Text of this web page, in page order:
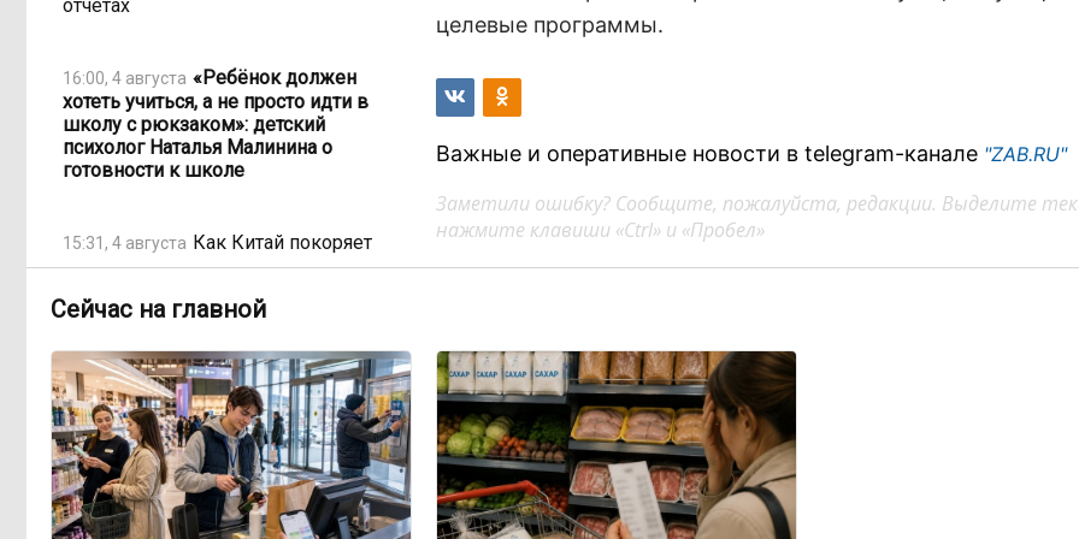
отчётах
16:00, 4 августа «Ребёнок должен
хотеть учиться, а не просто идти в
школу с рюкзаком»: детский
психолог Наталья Малинина о
готовности к школе
15:31, 4 августа Как Китай покоряет
мир не электромобилями, а
15:10, 4 августа Почти половина
дальневосточников готовы
пересесть на электрички
14:59, 4 августа Тайна Тургинского
озера: почему рыбы эпохи
динозавров сохранились в
целевые программы.
Важные и оперативные новости в telegram-канале "ZAB.RU"
Заметили ошибку? Сообщите, пожалуйста, редакции. Выделите
нажмите клавиши «Ctrl» и «Пробел»
Сейчас на главной